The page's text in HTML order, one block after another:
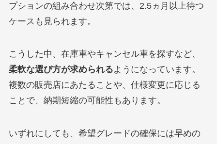
プションの組み合わせ次第では、2.5ヵ月以上待つ
ケースも見られます。
こうした中、在庫車やキャンセル車を探すなど、
柔軟な選び方が求められるようになっています。
複数の販売店にあたることや、仕様変更に応じる
ことで、納期短縮の可能性もあります。
いずれにしても、希望グレードの確保には早めの